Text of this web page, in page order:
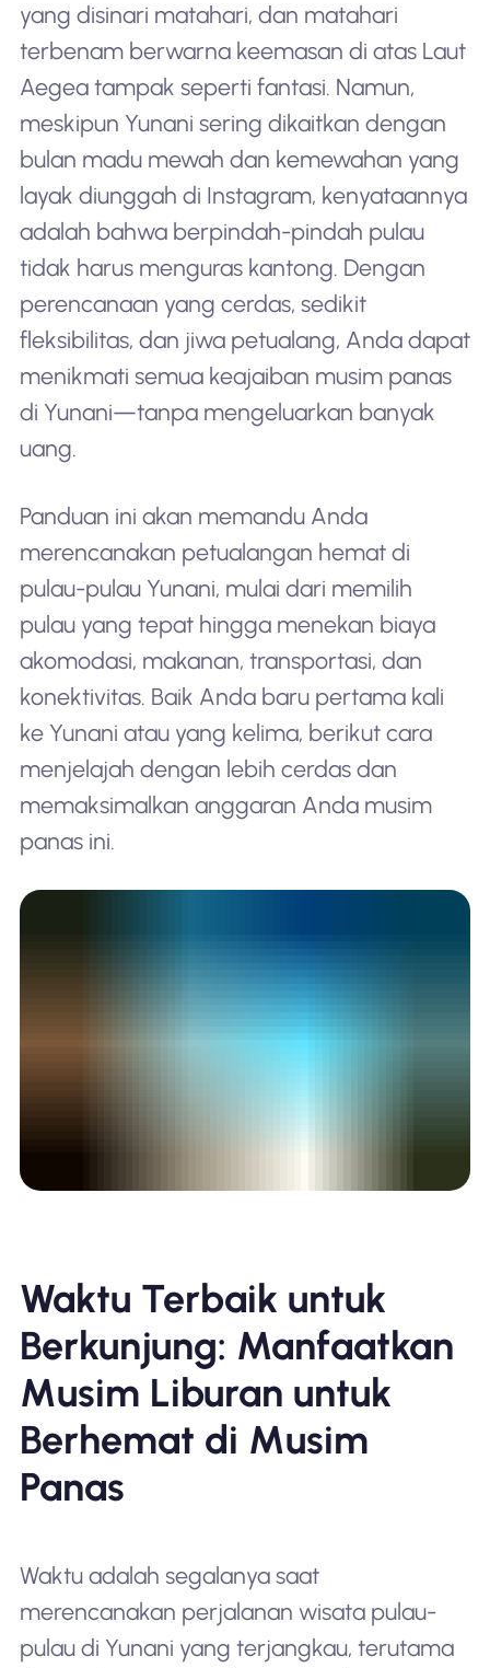
yang disinari matahari, dan matahari
terbenam berwarna keemasan di atas Laut
Aegea tampak seperti fantasi. Namun,
meskipun Yunani sering dikaitkan dengan
bulan madu mewah dan kemewahan yang
layak diunggah di Instagram, kenyataannya
adalah bahwa berpindah-pindah pulau
tidak harus menguras kantong. Dengan
perencanaan yang cerdas, sedikit
fleksibilitas, dan jiwa petualang, Anda dapat
menikmati semua keajaiban musim panas
di Yunani—tanpa mengeluarkan banyak
uang.
Panduan ini akan memandu Anda
merencanakan petualangan hemat di
pulau-pulau Yunani, mulai dari memilih
pulau yang tepat hingga menekan biaya
akomodasi, makanan, transportasi, dan
konektivitas. Baik Anda baru pertama kali
ke Yunani atau yang kelima, berikut cara
menjelajah dengan lebih cerdas dan
memaksimalkan anggaran Anda musim
panas ini.
Waktu Terbaik untuk
Berkunjung: Manfaatkan
Musim Liburan untuk
Berhemat di Musim
Panas
Waktu adalah segalanya saat
merencanakan perjalanan wisata pulau-
pulau di Yunani yang terjangkau, terutama